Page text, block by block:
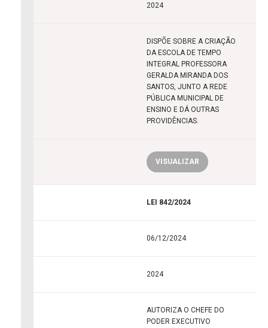
2024
DISPÕE SOBRE A CRIAÇÃO
DA ESCOLA DE TEMPO
INTEGRAL PROFESSORA
GERALDA MIRANDA DOS
SANTOS, JUNTO A REDE
PÚBLICA MUNICIPAL DE
ENSINO E DÁ OUTRAS
PROVIDÊNCIAS.
VISUALIZAR
LEI 842/2024
06/12/2024
2024
AUTORIZA O CHEFE DO
PODER EXECUTIVO